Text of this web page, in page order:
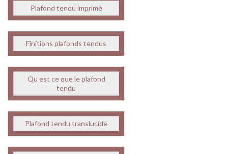
Plafond tendu imprimé
Finitions plafonds tendus
Qu est ce que le plafond
tendu
Plafond tendu translucide